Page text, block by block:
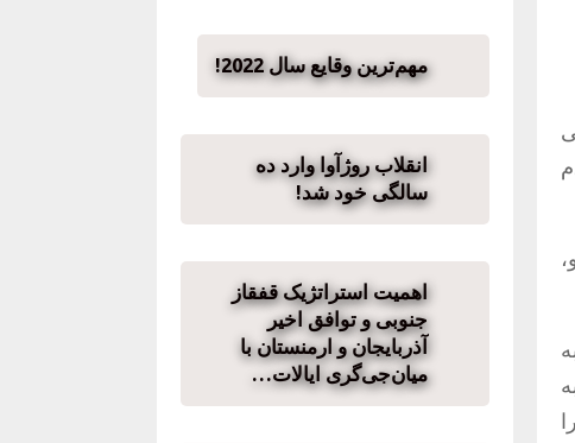
مهم‌ترین وقایع سال 2022!
انقلاب روژآوا وارد ده
سالگی خود شد!
اهمیت استراتژیک قفقاز
جنوبی و توافق اخیر
آذربایجان و ارمنستان با
میان‌جی‌گری ایالات…